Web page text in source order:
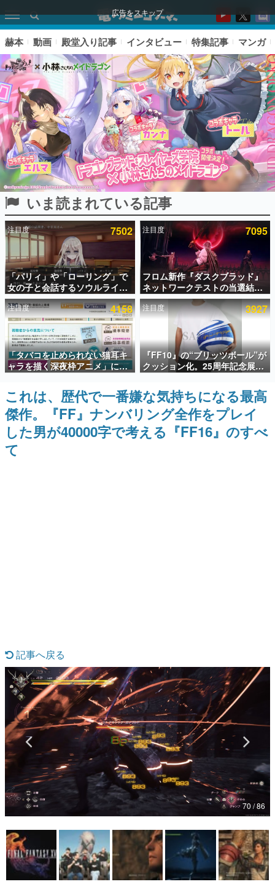
広告をスキップ
ピックアップ
電ファミのいま読まれている記事ランキング
アプリセール情報
インタビュー
連載・特集一覧
殿堂入り記事
SNS拡散数が数千以上！ ページビュー数万以上！ などな
ど。多くの人々に読まれた、電ファミ渾身の“殿堂入り”記
事をまとめました。
ゲームの企画書
名作ゲームクリエイターの方々に製作時のエピソードをお
聞きし、ヒットする企画（ゲーム）とは何か？を探ってい
きます。
なんでゲームは面白い？
ゲーム開発者・hamatsu氏がゲームの魅力を画面や操作の
具体的な形から解き明かしていく、硬派で骨太な評論連載
です。
ゲームが変えた日本語
「経験値」「裏技」「ラスボス」… ゲームにまつわる言葉
の起源や用法の変遷を、コンピューター文化史研究家・タ
イニーP氏が徹底調査。
カテゴリ
マンガ
女性向け
赫本 動画 殿堂入り記事 インタビュー 特集記事 マンガ
いま読まれている記事
注目度 7502
「パリィ」や「ローリング」で
女の子と会話するソウルライク
恋愛ゲーム『小早川さんはソウ
ルライク』無料公開。返事に失
敗すると「YOU DIED」
注目度 7095
フロム新作『ダスクブラッド』
ネットワークテストの当選結果
が8月7日22時に発表。応募サイ
トのマイページから確認可能、
テスト実施は8月21日～24日
注目度 4158
「タバコを止められない猫耳キ
ャラを描く深夜枠アニメ」に視
聴者の一部から批判意見。違法
薬物の使用と思しき描写も含め
て、BPOが議論を交わす
注目度 3927
『FF10』の“ブリッツボール”が
クッション化。25周年記念展
「FINAL FANTASY X
MUSEUM-幻光の記憶-」のグッ
ズ情報が一部公開
これは、歴代で一番嫌な気持ちになる最高
傑作。『FF』ナンバリング全作をプレイ
した男が40000字で考える『FF16』のすべ
て
記事へ戻る
70 / 86